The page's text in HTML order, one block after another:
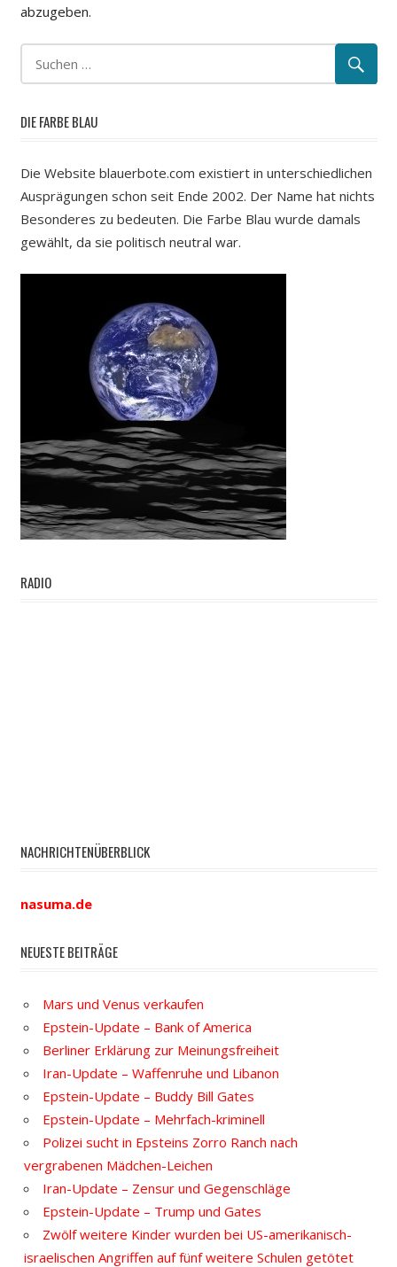
abzugeben.
DIE FARBE BLAU
Die Website blauerbote.com existiert in unterschiedlichen
Ausprägungen schon seit Ende 2002. Der Name hat nichts
Besonderes zu bedeuten. Die Farbe Blau wurde damals
gewählt, da sie politisch neutral war.
RADIO
NACHRICHTENÜBERBLICK
nasuma.de
NEUESTE BEITRÄGE
Mars und Venus verkaufen
Epstein-Update – Bank of America
Berliner Erklärung zur Meinungsfreiheit
Iran-Update – Waffenruhe und Libanon
Epstein-Update – Buddy Bill Gates
Epstein-Update – Mehrfach-kriminell
Polizei sucht in Epsteins Zorro Ranch nach
vergrabenen Mädchen-Leichen
Iran-Update – Zensur und Gegenschläge
Epstein-Update – Trump und Gates
Zwölf weitere Kinder wurden bei US-amerikanisch-
israelischen Angriffen auf fünf weitere Schulen getötet